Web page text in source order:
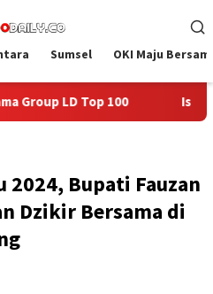
Sumsel OKI Maju
dengan Kepedulian,
2024, Bupati Fauzan
Dzikir Bersama di